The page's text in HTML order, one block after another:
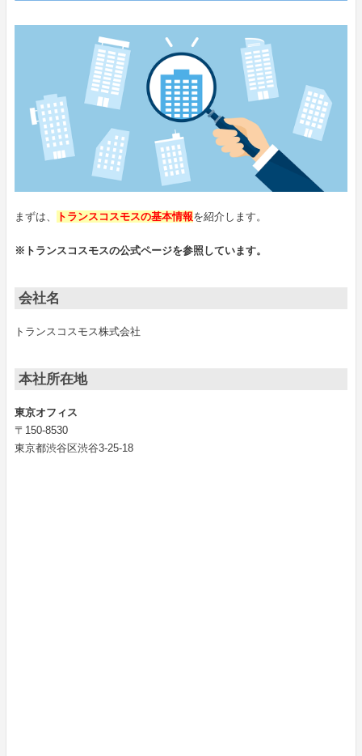
まずは、 トランスコスモスの基本情報を紹介します。
※トランスコスモスの公式ページを参照しています。
会社名
トランスコスモス株式会社
本社所在地
東京オフィス
〒150-8530
東京都渋谷区渋谷3-25-18